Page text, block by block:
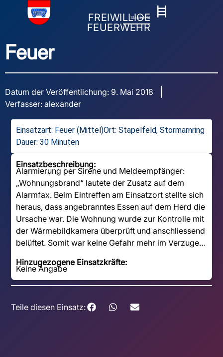
FREIWILLIGE
FEUERWEHR
Stapelfeld
Feuer
Datum der Veröffentlichung: 9. Mai 2018
Verfasser: alexander
Einsatzart: Feuer (Mittel)Ort: Stapelfeld, Stormarnring
Dauer: 30 Minuten
Einsatzbeschreibung:
Alarmierung per Sirene und Meldeempfänger:
„Wohnungsbrand“ lautete der Zusatz auf dem
Alarmfax. Beim Eintreffen am Einsatzort stellte sich
heraus, dass angebranntes Essen auf dem Herd die
Ursache war. Die Wohnung wurde zur Kontrolle mit
der Wärmebildkamera überprüft und anschliessend
belüftet. Somit war keine Gefahr mehr im Verzuge…
Hinzugezogene Einsatzkräfte:
Keine Angabe
Teile diesen Einsatz: